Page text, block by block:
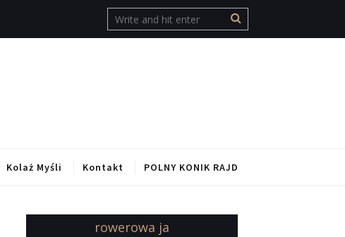
Kolaż Myśli Kontakt POLNY KONIK RAJD
rowerowa ja